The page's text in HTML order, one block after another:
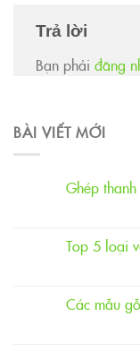
Trả lời
Bạn phải đăng
BÀI VIẾT MỚI
Ghép
Top 5 loại
Các mẫu